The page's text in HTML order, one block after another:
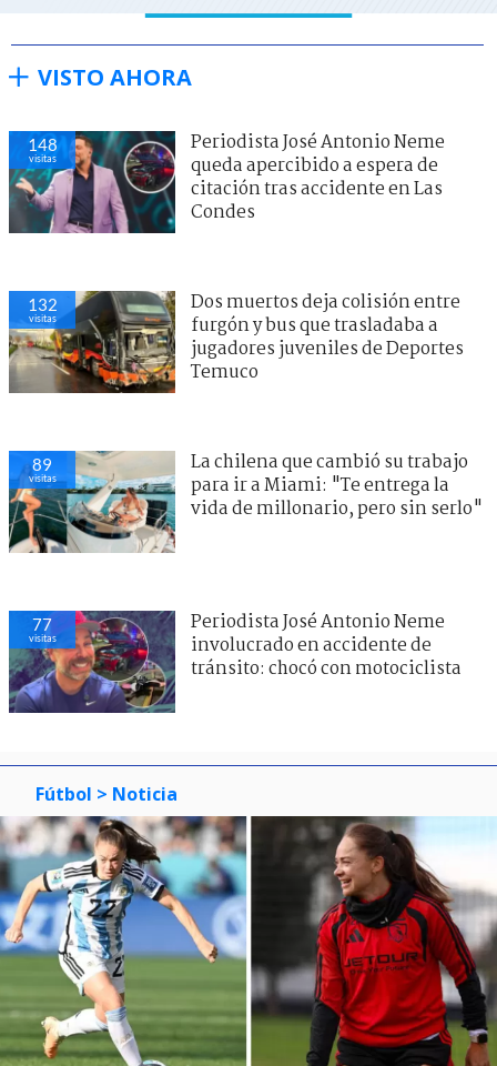
VISTO AHORA
148
visitas
Periodista José Antonio Neme
queda apercibido a espera de
citación tras accidente en Las
Condes
132
visitas
Dos muertos deja colisión entre
furgón y bus que trasladaba a
jugadores juveniles de Deportes
Temuco
89
visitas
La chilena que cambió su trabajo
para ir a Miami: "Te entrega la
vida de millonario, pero sin serlo"
77
visitas
Periodista José Antonio Neme
involucrado en accidente de
tránsito: chocó con motociclista
Fútbol > Noticia